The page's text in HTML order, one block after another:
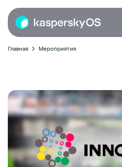
Главная Мероприятия